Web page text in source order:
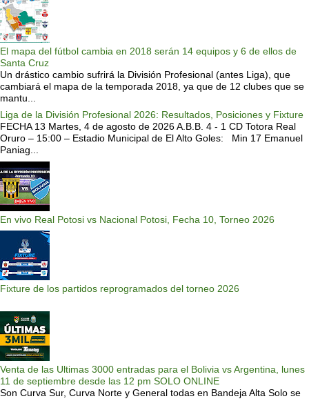
El mapa del fútbol cambia en 2018 serán 14 equipos y 6 de ellos de
Santa Cruz
Un drástico cambio sufrirá la División Profesional (antes Liga), que
cambiará el mapa de la temporada 2018, ya que de 12 clubes que se
mantu...
Liga de la División Profesional 2026: Resultados, Posiciones y Fixture
FECHA 13 Martes, 4 de agosto de 2026 A.B.B. 4 - 1 CD Totora Real
Oruro – 15:00 – Estadio Municipal de El Alto Goles: Min 17 Emanuel
Paniag...
En vivo Real Potosi vs Nacional Potosi, Fecha 10, Torneo 2026
Fixture de los partidos reprogramados del torneo 2026
Venta de las Ultimas 3000 entradas para el Bolivia vs Argentina, lunes
11 de septiembre desde las 12 pm SOLO ONLINE
Son Curva Sur, Curva Norte y General todas en Bandeja Alta Solo se